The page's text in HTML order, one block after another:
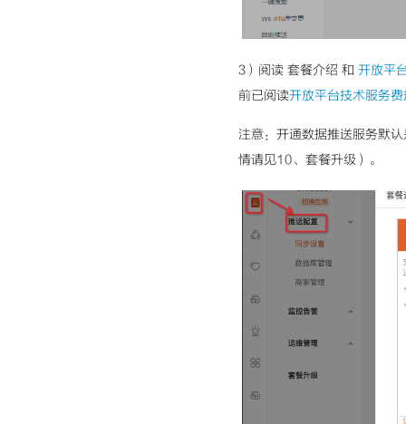
3）阅读 套餐介绍 和 开放平
前已阅读开放平台技术服务费
注意：开通数据推送服务默
情请见10、套餐升级）。